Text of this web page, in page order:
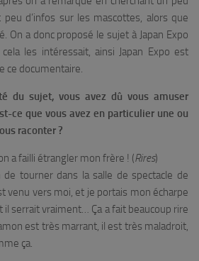
d’infos sur les mascottes, alors que
On a donc proposé le sujet à Japan Expo
les intéressait, ainsi Japan Expo est
ce documentaire.
du sujet, vous avez dû vous amuser
ce que vous avez en particulier une ou
raconter ?
a failli étrangler mon frère ! (Rires)
tourner dans la salle de spectacle de
venu vers moi, et je portais mon écharpe
il serrait vraiment… Ça a fait beaucoup rire
est très marrant, il est très maladroit,
ça.